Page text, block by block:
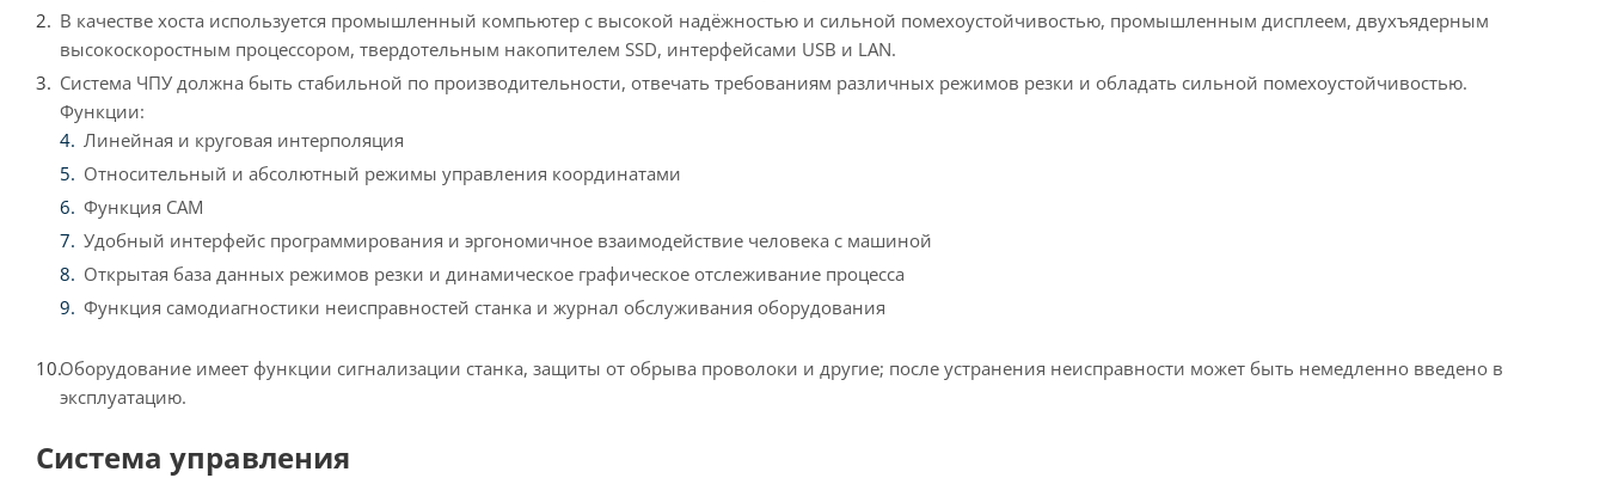
В качестве хоста используется промышленный компьютер с высокой надёжностью и сильной помехоустойчивостью, промышленным дисплеем, двухъядерным
высокоскоростным процессором, твердотельным накопителем SSD, интерфейсами USB и LAN.
Система ЧПУ должна быть стабильной по производительности, отвечать требованиям различных режимов резки и обладать сильной помехоустойчивостью.
Функции:
Линейная и круговая интерполяция
Относительный и абсолютный режимы управления координатами
Функция CAM
Удобный интерфейс программирования и эргономичное взаимодействие человека с машиной
Открытая база данных режимов резки и динамическое графическое отслеживание процесса
Функция самодиагностики неисправностей станка и журнал обслуживания оборудования
Оборудование имеет функции сигнализации станка, защиты от обрыва проволоки и другие; после устранения неисправности может быть немедленно введено в
эксплуатацию.
Система управления